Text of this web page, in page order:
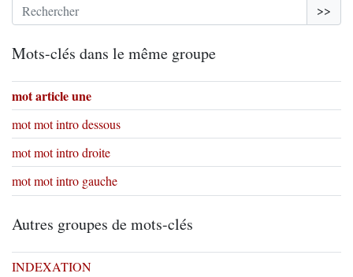
>>
Mots-clés dans le même groupe
mot article une
mot mot intro dessous
mot mot intro droite
mot mot intro gauche
Autres groupes de mots-clés
INDEXATION